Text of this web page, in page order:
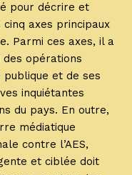
pour décrire et
axes principaux
Parmi ces axes, il a
opérations
et de ses
inquiétantes
du pays. En outre,
médiatique
contre l’AES,
et ciblée doit